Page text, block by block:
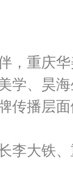
，重庆
学、昊
播层面
李大铁